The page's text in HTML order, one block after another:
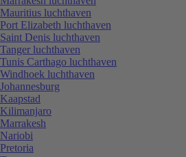
Mauritius luchthaven
Port Elizabeth luchthaven
Saint Denis luchthaven
Tanger luchthaven
Tunis Carthago luchthaven
Windhoek luchthaven
Johannesburg
Kaapstad
Kilimanjaro
Marrakesh
Nariobi
Pretoria